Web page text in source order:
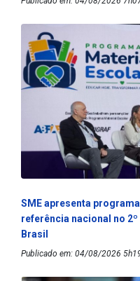
SME apresenta
referência nacional no
Brasil
Publicado em: 04/08/2026